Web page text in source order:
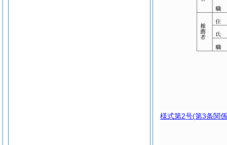
様式第2号(第3条関